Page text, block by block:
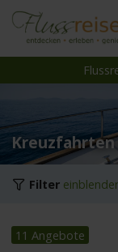
Reiseziele
Themen
Reedereien
Schiffe
Kreuzfahrten
Filter
11 Angebote